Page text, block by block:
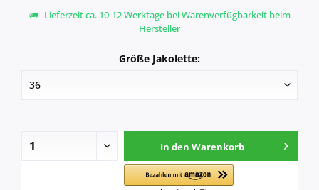
Lieferzeit ca. 10-12 Werktage bei Warenverfügbarkeit beim
Hersteller
Größe Jakolette:
In den Warenkorb